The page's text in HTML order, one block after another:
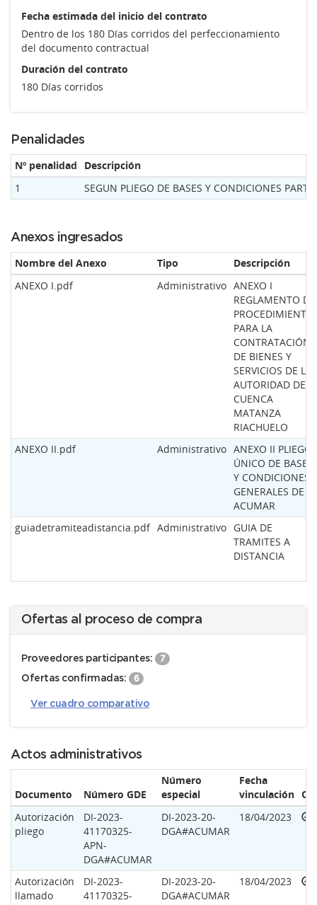
Fecha estimada del inicio del contrato
Dentro de los 180 Días corridos del perfeccionamiento
del documento contractual
Duración del contrato
180 Días corridos
Penalidades
Nº penalidad
Descripción
1
SEGUN PLIEGO DE BASES Y CONDICIONES
Anexos ingresados
Nombre del Anexo Tipo
Descripción
ANEXO I.pdf
Administrativo ANEXO I
REGLAMENTO DE
PARA LA
CONTRATACIÓN
DE BIENES Y
SERVICIOS DE LA
AUTORIDAD DE
CUENCA
MATANZA
RIACHUELO
ANEXO II.pdf
Administrativo ANEXO II PLIEGO
ÚNICO DE BASES
Y CONDICIONES
GENERALES DE
ACUMAR
guiadetramiteadistancia.pdf Administrativo GUIA DE
TRAMITES A
DISTANCIA
Ofertas al proceso de compra
Proveedores participantes: 7
Ofertas confirmadas: 6
Ver cuadro comparativo
Actos administrativos
Documento Número GDE
Número
especial
Fecha
vinculación
Autorización
pliego
DI-2023-
41170325-
APN-
DGA#ACUMAR
DI-2023-20-
DGA#ACUMAR
18/04/2023
Autorización
llamado
DI-2023-
41170325-
DI-2023-20-
DGA#ACUMAR
18/04/2023